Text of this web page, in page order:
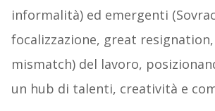
informalità) ed emergenti
focalizzazione, great
mismatch) del lavoro,
un hub di talenti, creatività e